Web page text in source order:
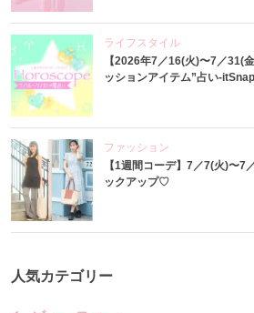
ライフスタイル
【2026年7／16(火)〜7／31(
ッションアイテム”占い-
ファッション
【1週間コーデ】7／7(火)〜7
ックアップ♡
人気カテゴリー